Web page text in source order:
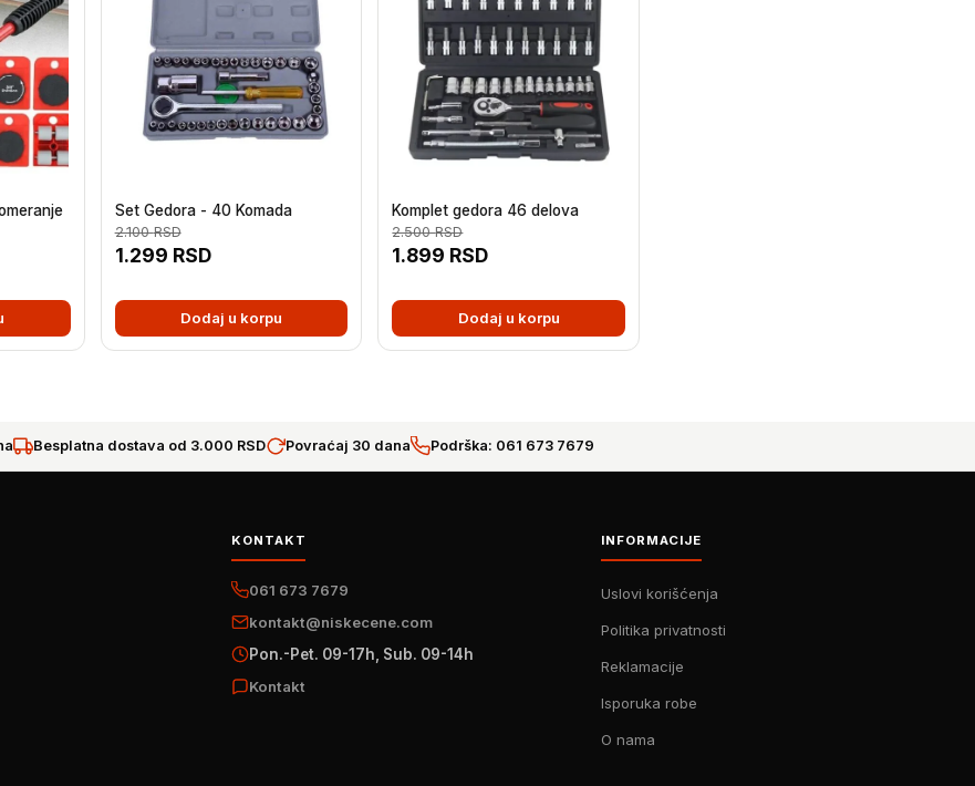
Set Gedora - 40 Komada
1.299 RSD
2.100RSD
Dodaj u korpu
Komplet gedora 46 delova
1.899 RSD
2.500RSD
Dodaj u korpu
Besplatna dostava od 3.000 RSD Povraćaj 30 dana Podrška: 061 673 7679
KONTAKT
061 673 7679
kontakt@niskecene.com
Pon.-Pet. 09-17h, Sub. 09-14h
Kontakt
INFORMACIJE
Uslovi korišćenja
Politika privatnosti
Reklamacije
Isporuka robe
O nama